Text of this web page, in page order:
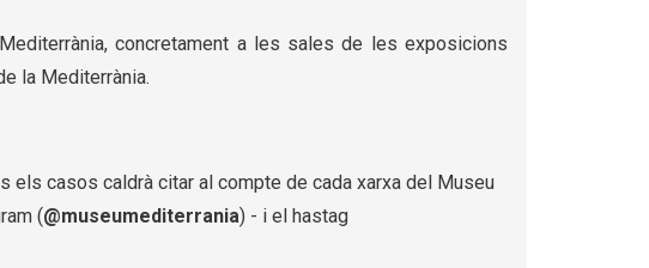
concretament a les sales de les exposicions
la Mediterrània.
els casos caldrà citar al compte de cada xarxa del Museu
(@museumediterrania) - i el hastag